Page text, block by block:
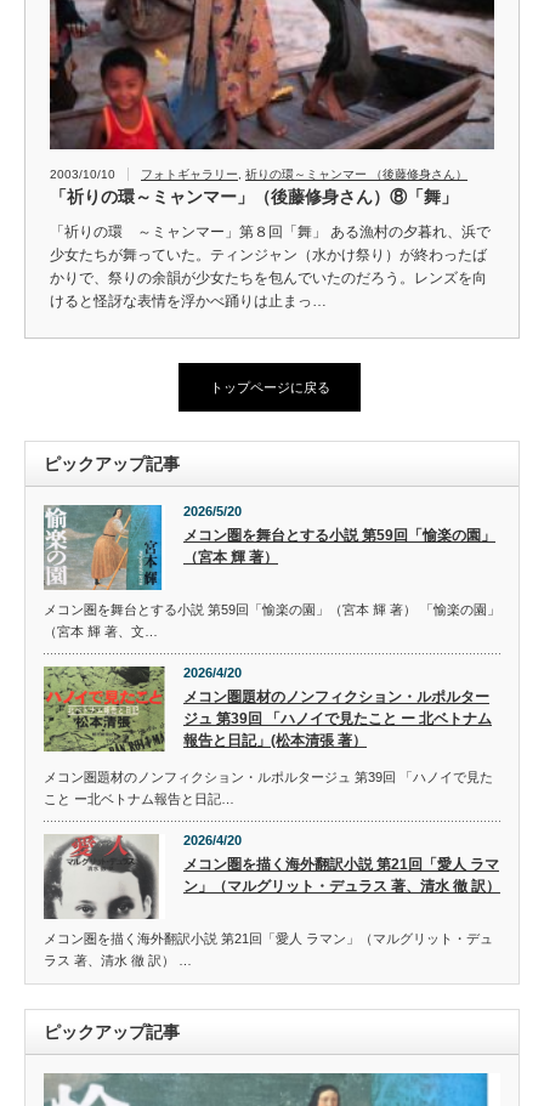
2003/10/10 フォトギャラリー 祈りの環～ミャンマー （後藤修身さん）
「祈りの環～ミャンマー」（後藤修身さん）⑧「舞」
「祈りの環 ～ミャンマー」第８回「舞」 ある漁村の夕暮れ、浜で
少女たちが舞っていた。ティンジャン（水かけ祭り）が終わったば
かりで、祭りの余韻が少女たちを包んでいたのだろう。レンズを向
けると怪訝な表情を浮かべ踊りは止まっ…
トップページに戻る
ピックアップ記事
2026/5/20
メコン圏を舞台とする小説 第59回「愉楽の園」
（宮本 輝 著）
メコン圏を舞台とする小説 第59回「愉楽の園」（宮本 輝 著） 「愉楽の園」
（宮本 輝 著、文…
2026/4/20
メコン圏題材のノンフィクション・ルポルター
ジュ 第39回 「ハノイで見たこと ー 北ベトナム
報告と日記」(松本清張 著）
メコン圏題材のノンフィクション・ルポルタージュ 第39回 「ハノイで見た
こと ー北ベトナム報告と日記…
2026/4/20
メコン圏を描く海外翻訳小説 第21回「愛人 ラマ
ン」（マルグリット・デュラス 著、清水 徹 訳）
メコン圏を描く海外翻訳小説 第21回「愛人 ラマン」（マルグリット・デュ
ラス 著、清水 徹 訳） …
ピックアップ記事